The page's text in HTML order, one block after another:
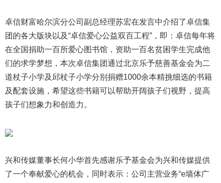
卓信财富哈尔滨分公司副总经理苏宏在发言中介绍了卓信集
团的各大版块以及“卓信爱心公益双百工程”，即：卓信每年将
在全国捐助一百所爱心图书馆，资助一百名贫困学生完成他
们的求学梦想，本次卓信集团通过北京乐予慈善基金会为二
道杖子小学及邱杖子小学分别捐赠1000余本精挑细选的书籍
及配套设施，希望这些书籍可以帮助开阔孩子们视野，提高
孩子们想象力和创造力。
兴和传媒董事长何小华首先感谢乐予基金会为兴和传媒提供
了一个奉献爱心的机会，同时表示：公司主营业务“e墙体广